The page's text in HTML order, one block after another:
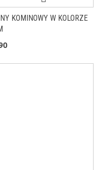
KOMINOWY W KOLORZE